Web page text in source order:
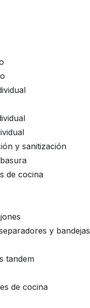
y sanitización
de cocina
y bandejas
tandem
de cocina